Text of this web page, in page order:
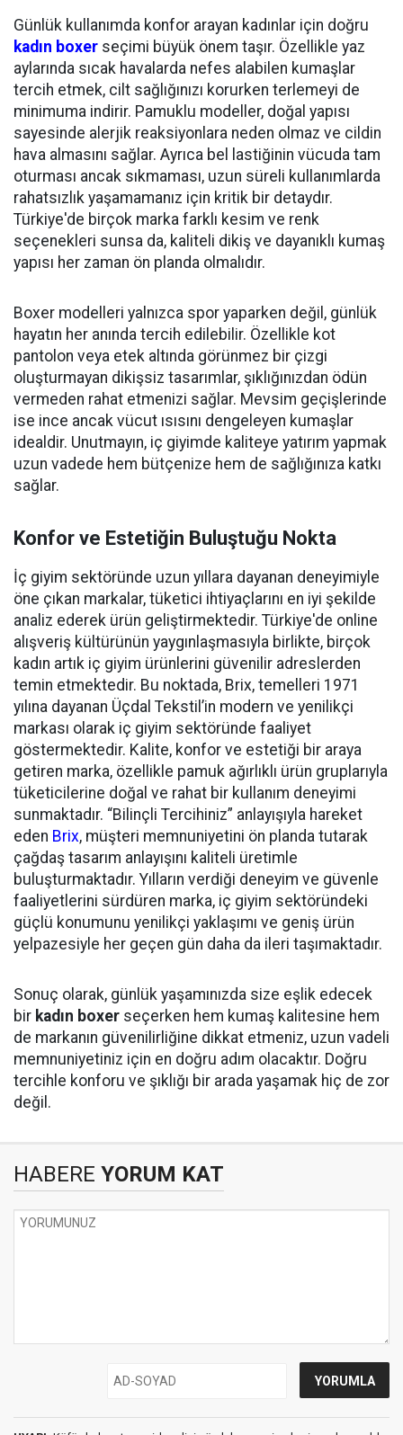
Günlük kullanımda konfor arayan kadınlar için doğru
kadın boxer seçimi büyük önem taşır. Özellikle yaz
aylarında sıcak havalarda nefes alabilen kumaşlar
tercih etmek, cilt sağlığınızı korurken terlemeyi de
minimuma indirir. Pamuklu modeller, doğal yapısı
sayesinde alerjik reaksiyonlara neden olmaz ve cildin
hava almasını sağlar. Ayrıca bel lastiğinin vücuda tam
oturması ancak sıkmaması, uzun süreli kullanımlarda
rahatsızlık yaşamamanız için kritik bir detaydır.
Türkiye'de birçok marka farklı kesim ve renk
seçenekleri sunsa da, kaliteli dikiş ve dayanıklı kumaş
yapısı her zaman ön planda olmalıdır.
Boxer modelleri yalnızca spor yaparken değil, günlük
hayatın her anında tercih edilebilir. Özellikle kot
pantolon veya etek altında görünmez bir çizgi
oluşturmayan dikişsiz tasarımlar, şıklığınızdan ödün
vermeden rahat etmenizi sağlar. Mevsim geçişlerinde
ise ince ancak vücut ısısını dengeleyen kumaşlar
idealdir. Unutmayın, iç giyimde kaliteye yatırım yapmak
uzun vadede hem bütçenize hem de sağlığınıza katkı
sağlar.
Konfor ve Estetiğin Buluştuğu Nokta
İç giyim sektöründe uzun yıllara dayanan deneyimiyle
öne çıkan markalar, tüketici ihtiyaçlarını en iyi şekilde
analiz ederek ürün geliştirmektedir. Türkiye'de online
alışveriş kültürünün yaygınlaşmasıyla birlikte, birçok
kadın artık iç giyim ürünlerini güvenilir adreslerden
temin etmektedir. Bu noktada, Brix, temelleri 1971
yılına dayanan Üçdal Tekstil’in modern ve yenilikçi
markası olarak iç giyim sektöründe faaliyet
göstermektedir. Kalite, konfor ve estetiği bir araya
getiren marka, özellikle pamuk ağırlıklı ürün gruplarıyla
tüketicilerine doğal ve rahat bir kullanım deneyimi
sunmaktadır. “Bilinçli Tercihiniz” anlayışıyla hareket
eden Brix, müşteri memnuniyetini ön planda tutarak
çağdaş tasarım anlayışını kaliteli üretimle
buluşturmaktadır. Yılların verdiği deneyim ve güvenle
faaliyetlerini sürdüren marka, iç giyim sektöründeki
güçlü konumunu yenilikçi yaklaşımı ve geniş ürün
yelpazesiyle her geçen gün daha da ileri taşımaktadır.
Sonuç olarak, günlük yaşamınızda size eşlik edecek
bir kadın boxer seçerken hem kumaş kalitesine hem
de markanın güvenilirliğine dikkat etmeniz, uzun vadeli
memnuniyetiniz için en doğru adım olacaktır. Doğru
tercihle konforu ve şıklığı bir arada yaşamak hiç de zor
değil.
HABERE YORUM KAT